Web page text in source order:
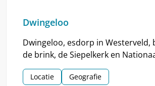
Dwingeloo
Dwingeloo, esdorp in Westerveld,
de brink, de Siepelkerk en
Dwingelderveld. Het dorp
middeleeuwen.
Locatie Geografie